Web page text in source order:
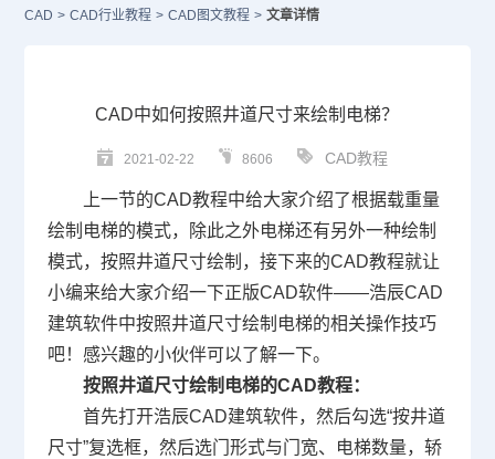
CAD > CAD行业教程 > CAD图文教程 > 文章详情
CAD中如何按照井道尺寸来绘制电梯？
2021-02-22 8606 CAD教程
上一节的CAD教程中给大家介绍了根据载重量
绘制电梯的模式，除此之外电梯还有另外一种绘制
模式，按照井道尺寸绘制，接下来的CAD教程就让
小编来给大家介绍一下正版CAD软件——浩辰CAD
建筑软件中按照井道尺寸绘制电梯的相关操作技巧
吧！感兴趣的小伙伴可以了解一下。
按照井道尺寸绘制电梯的CAD教程：
首先打开浩辰CAD建筑软件，然后勾选“按井道
尺寸”复选框，然后选门形式与门宽、电梯数量，轿